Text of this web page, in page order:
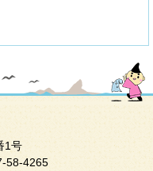
1号
58-4265